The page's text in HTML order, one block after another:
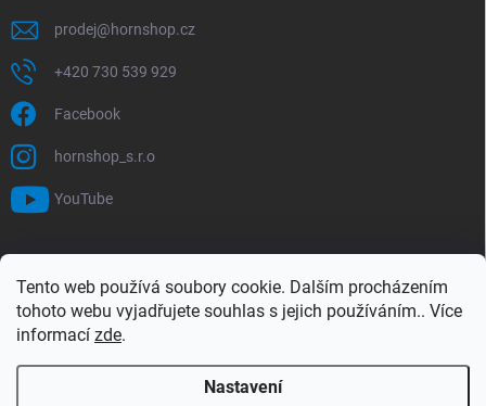
Tento web používá soubory cookie. Dalším procházením
tohoto webu vyjadřujete souhlas s jejich používáním.. Více
informací zde.
Nastavení
prodej@hornshop.cz
+420 730 539 929
Facebook
hornshop_s.r.o
YouTube
Hledat